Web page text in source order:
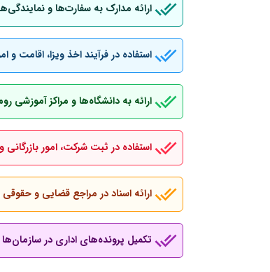
ارائه مدارک به سفارت‌ها و
استفاده در فرآیند اخذ ویزا، اقامت و
ارائه به دانشگاه‌ها و مراکز
استفاده در ثبت شرکت، امور بازرگانی
ارائه اسناد در مراجع قضایی و حقوقی
تکمیل پرونده‌های اداری در سازمان‌ها